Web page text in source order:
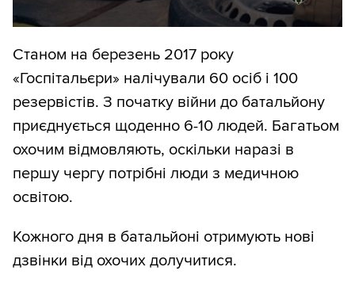
Станом на березень 2017 року
«Госпітальєри» налічували 60 осіб і 100
резервістів. З початку війни до батальйону
приєднується щоденно 6-10 людей. Багатьом
охочим відмовляють, оскільки наразі в
першу чергу потрібні люди з медичною
освітою.
Кожного дня в батальйоні отримують нові
дзвінки від охочих долучитися.